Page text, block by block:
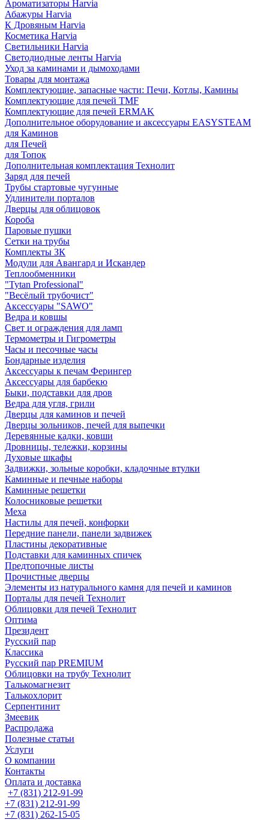
Ароматизаторы Harvia
Абажуры Harvia
К Дровяным Harvia
Косметика Harvia
Светильники Harvia
Светодиодные ленты Harvia
Уход за каминами и дымоходами
Товары для монтажа
Комплектующие, запасные части: Печи, Котлы, Камины
Комплектующие для печей TMF
Комплектующие для печей ERMAK
Дополнительное оборудование и аксессуары EASYSTEAM
для Каминов
для Печей
для Топок
Дополнительная комплектация Технолит
Заряд для печей
Трубы стартовые чугунные
Удлинители порталов
Дверцы для облицовок
Короба
Паровые пушки
Сетки на трубы
Комплекты ЗК
Модули для Авангард и Искандер
Теплообменники
"Tytan Professional"
"Весёлый трубочист"
Аксессуары "SAWO"
Ведра и ковшы
Свет и ограждения для ламп
Термометры и Гигрометры
Часы и песочные часы
Бондарные изделия
Аксессуары к печам Ферингер
Аксессуары для барбекю
Быки, подставки для дров
Ведра для угля, грили
Дверцы для каминов и печей
Дверцы зольников, печей для выпечки
Деревянные кадки, ковши
Дровницы, тележки, корзины
Духовые шкафы
Задвижки, зольные коробки, кладочные втулки
Каминные и печные наборы
Каминные решетки
Колосниковые решетки
Меха
Настилы для печей, конфорки
Передние панели, панели задвижек
Пластины декоративные
Подставки для каминных спичек
Предтопочные листы
Прочистные дверцы
Элементы из натурального камня для печей и каминов
Порталы для печей Технолит
Облицовки для печей Технолит
Оптима
Президент
Русский пар
Классика
Русский пар PREMIUM
Облицовки на трубу Технолит
Талькомагнезит
Талькохлорит
Серпентинит
Змеевик
Распродажа
Полезные статьи
Услуги
О компании
Контакты
Оплата и доставка
+7 (831) 212-91-99
+7 (831) 212-91-99
+7 (831) 262-15-05